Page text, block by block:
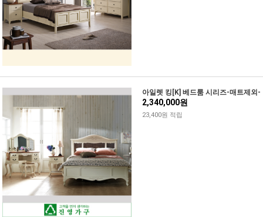
아일렛 킹[K] 베드룸 시리즈-매트제외-
2,340,000원
23,400원 적립